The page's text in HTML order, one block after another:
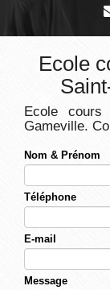
Ecole
Ecole cours
Gameville.
Nom & Prénom
Téléphone
E-mail
Message